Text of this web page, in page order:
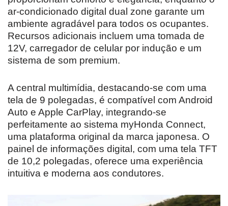
ar-condicionado digital dual zone garante um
ambiente agradável para todos os ocupantes.
Recursos adicionais incluem uma tomada de
12V, carregador de celular por indução e um
sistema de som premium.
A central multimídia, destacando-se com uma
tela de 9 polegadas, é compatível com Android
Auto e Apple CarPlay, integrando-se
perfeitamente ao sistema myHonda Connect,
uma plataforma original da marca japonesa. O
painel de informações digital, com uma tela TFT
de 10,2 polegadas, oferece uma experiência
intuitiva e moderna aos condutores.